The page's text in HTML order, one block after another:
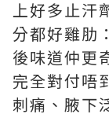
上好多止汗
分都好雞肋
後味道仲更
完全對付唔
刺痛、腋下